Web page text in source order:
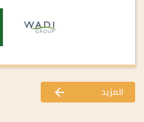
للمزيد arrow_forward